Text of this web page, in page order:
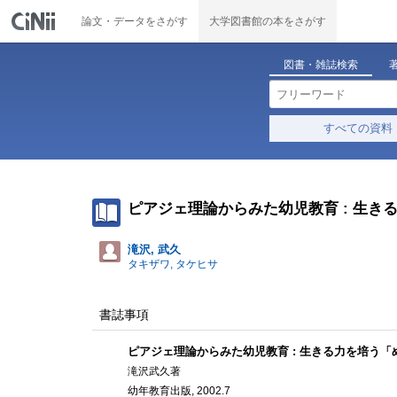
論文・データをさがす 大学図書館の本をさがす
図書・雑誌検索
すべての資料
ピアジェ理論からみた幼児教育 : 生き
滝沢, 武久
タキザワ, タケヒサ
書誌事項
ピアジェ理論からみた幼児教育 : 生きる力を培う「
滝沢武久著
幼年教育出版, 2002.7